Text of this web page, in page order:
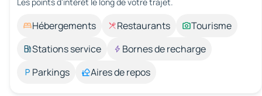
Hébergements Restaurants
Tourisme
Stations service
Bornes de recharge
Parkings
Aires de repos